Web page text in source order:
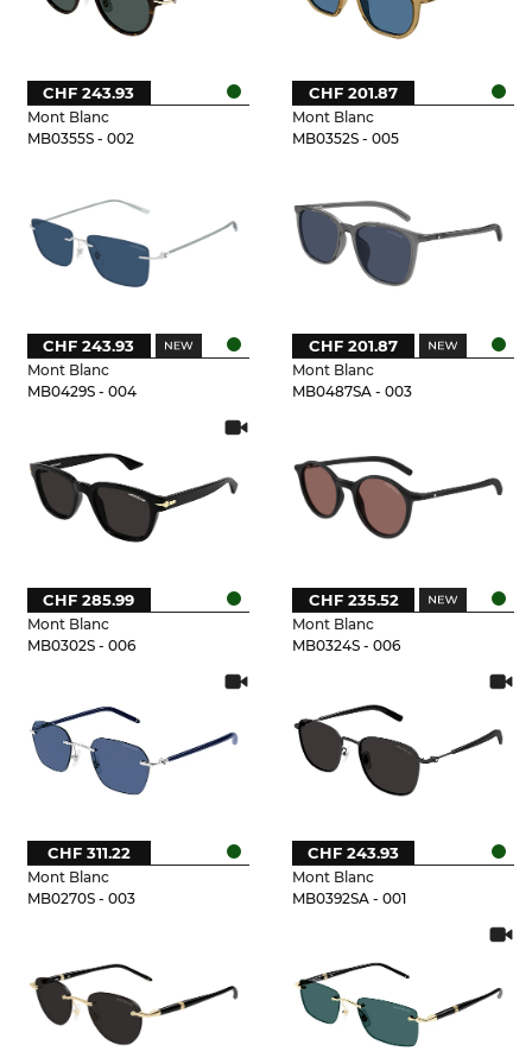
Mont Blanc
MB0355S - 002
CHF 243.93
Mont Blanc
MB0352S - 005
CHF 201.87
Mont Blanc
MB0429S - 004
CHF 243.93
Mont Blanc
MB0487SA - 003
CHF 201.87
Mont Blanc
MB0302S - 006
CHF 285.99
Mont Blanc
MB0324S - 006
CHF 235.52
Mont Blanc
MB0270S - 003
CHF 311.22
Mont Blanc
MB0392SA - 001
CHF 243.93